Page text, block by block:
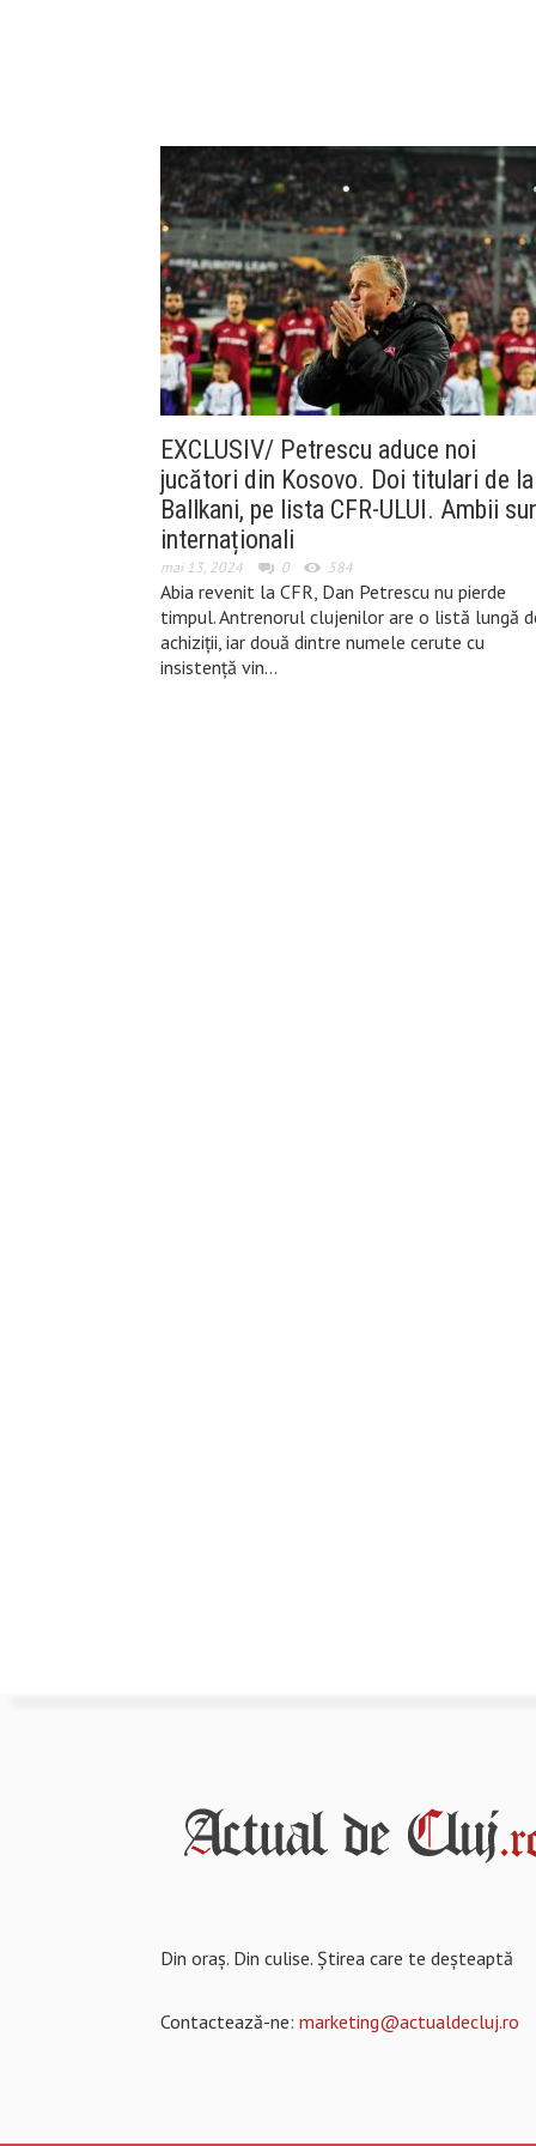
EXCLUSIV/ Petrescu aduce noi
jucători din Kosovo. Doi titulari de la
Ballkani, pe lista CFR-ULUI. Ambii
internaționali
mai 13, 2024 0 584
Abia revenit la CFR, Dan Petrescu nu pierde
timpul. Antrenorul clujenilor are o listă lungă
achiziții, iar două dintre numele cerute cu
insistență vin…
Din oraș. Din culise. Știrea care te deșteaptă
Contactează-ne: marketing@actualdecluj.ro